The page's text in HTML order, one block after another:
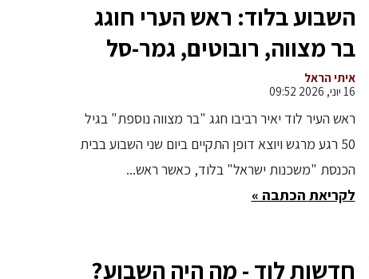
השבוע בלוד: ראש הערי חוגג
בר מצווה, רובוטים, גמר-סל
ארצית לנשים וריצה לזכרו של
דני גונן הי"ד
איתי הראל
16 יוני, 2026 09:52
ראש העיר לוד יאיר רביבו חגג "בר מצווה נוספת" בגיל
50 רגע מרגש ויוצא דופן התקיים ביום שני השבוע בבית
הכנסת "משכנות ישראל" בלוד, כאשר ראש...
לקריאת הכתבה »
חדשות לוד - מה היה השבוע?